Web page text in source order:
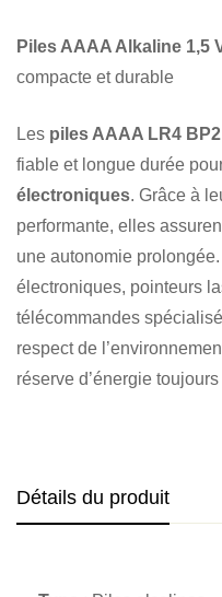
Piles AAAA Alkaline 1,5
compacte et durable
Les piles AAAA LR4
fiable et longue durée
électroniques. Grâce à
performante, elles
une autonomie
électroniques, pointeurs
télécommandes
respect de
réserve d’énergie
Détails du produit